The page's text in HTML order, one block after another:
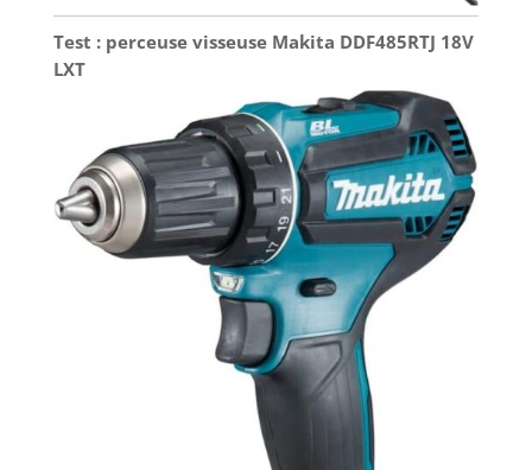
Test : perceuse visseuse Makita DDF485RTJ 18V
LXT